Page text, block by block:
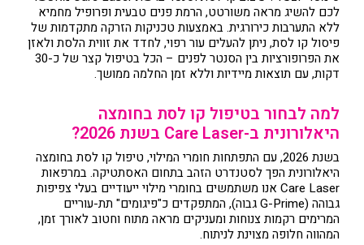
לכם להשיג מראה משורטט, הרמת פנים טבעית ופרופיל מחמיא
ללא התערבות כירורגית. באמצעות טכניקות הזרקה מתקדמות של
פיסול קו לסת, ניתן להעלים עור רפוי, לחדד את זווית הלסת ולאזן
את הפרופורציות בין הסנטר לפנים – הכל בטיפול קצר של כ-30
דקות, עם תוצאות מיידיות וללא זמן החלמה ממושך.
למה לבחור בטיפול קו לסת בחומצה
היאלורונית ב-Care Laser בשנת 2026?
בשנת 2026, עם התפתחות חומרי המילוי, טיפול קו לסת בחומצה
היאלורונית הפך לסטנדרט הזהב בתחום האסתטיקה. במרפאות
Care Laser אנו משתמשים בחומרי מילוי ייעודיים בעלי צפיפות
גבוהה (G-Prime גבוה), המתפקדים כ"פיגומים" תת-עוריים
המרימים רקמות צנוחות ומעניקים מראה מתוח וחטוב לאורך זמן,
המהווה חלופה מצוינת לניתוח.